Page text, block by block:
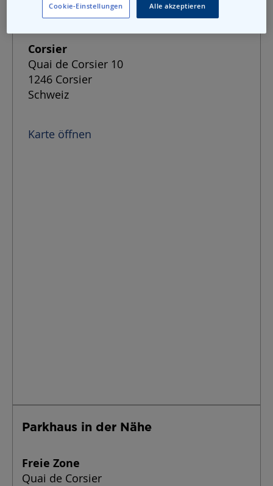
Adresse der Anlegestelle
Corsier
Quai de Corsier 10
1246 Corsier
Schweiz
Karte öffnen
Parkhaus in der Nähe
Freie Zone
Quai de Corsier
Cookie-Einstellungen Alle akzeptieren